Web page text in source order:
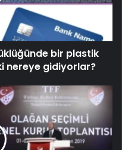
bir plastik
nereye gidiyorlar?